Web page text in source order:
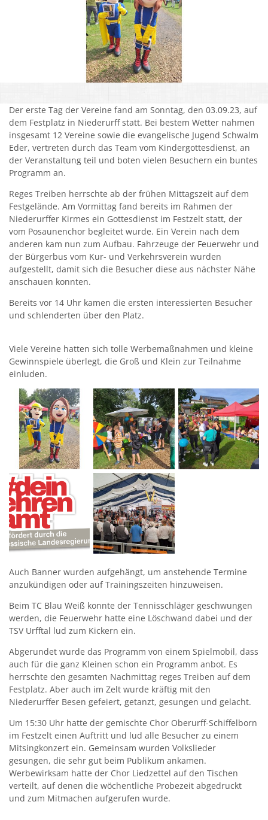
Kirchen
Kleiderkammer "Aus 2ter Hand"
Schulen
Umwelt
Vereine
Vorteile für Ehrenamts-Card Inhaber
Der erste Tag der Vereine fand am Sonntag, den 03.09.23, auf
dem Festplatz in Niederurff statt. Bei bestem Wetter nahmen
insgesamt 12 Vereine sowie die evangelische Jugend Schwalm
Eder, vertreten durch das Team vom Kindergottesdienst, an
der Veranstaltung teil und boten vielen Besuchern ein buntes
Programm an.
Reges Treiben herrschte ab der frühen Mittagszeit auf dem
Festgelände. Am Vormittag fand bereits im Rahmen der
Niederurffer Kirmes ein Gottesdienst im Festzelt statt, der
vom Posaunenchor begleitet wurde. Ein Verein nach dem
anderen kam nun zum Aufbau. Fahrzeuge der Feuerwehr und
der Bürgerbus vom Kur- und Verkehrsverein wurden
aufgestellt, damit sich die Besucher diese aus nächster Nähe
anschauen konnten.
Bereits vor 14 Uhr kamen die ersten interessierten Besucher
und schlenderten über den Platz.
Viele Vereine hatten sich tolle Werbemaßnahmen und kleine
Gewinnspiele überlegt, die Groß und Klein zur Teilnahme
einluden.
Auch Banner wurden aufgehängt, um anstehende Termine
anzukündigen oder auf Trainingszeiten hinzuweisen.
Beim TC Blau Weiß konnte der Tennisschläger geschwungen
werden, die Feuerwehr hatte eine Löschwand dabei und der
TSV Urfftal lud zum Kickern ein.
Abgerundet wurde das Programm von einem Spielmobil, dass
auch für die ganz Kleinen schon ein Programm anbot. Es
herrschte den gesamten Nachmittag reges Treiben auf dem
Festplatz. Aber auch im Zelt wurde kräftig mit den
Niederurffer Besen gefeiert, getanzt, gesungen und gelacht.
Um 15:30 Uhr hatte der gemischte Chor Oberurff-Schiffelborn
im Festzelt einen Auftritt und lud alle Besucher zu einem
Mitsingkonzert ein. Gemeinsam wurden Volkslieder
gesungen, die sehr gut beim Publikum ankamen.
Werbewirksam hatte der Chor Liedzettel auf den Tischen
verteilt, auf denen die wöchentliche Probezeit abgedruckt
und zum Mitmachen aufgerufen wurde.